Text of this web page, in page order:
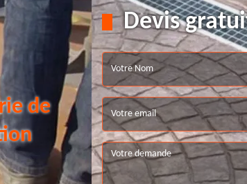
de
Devis